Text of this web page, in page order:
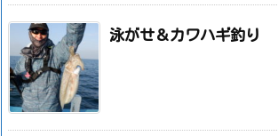
泳がせ＆カワハギ釣り